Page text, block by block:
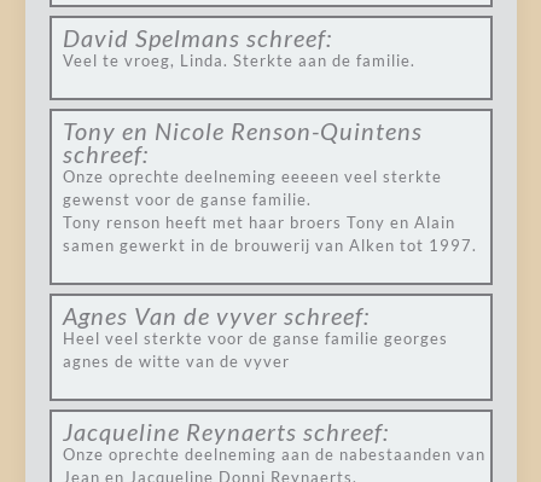
David Spelmans schreef:
Veel te vroeg, Linda. Sterkte aan de familie.
Tony en Nicole Renson-Quintens
schreef:
Onze oprechte deelneming eeeeen veel sterkte
gewenst voor de ganse familie.
Tony renson heeft met haar broers Tony en Alain
samen gewerkt in de brouwerij van Alken tot 1997.
Agnes Van de vyver schreef:
Heel veel sterkte voor de ganse familie georges
agnes de witte van de vyver
Jacqueline Reynaerts schreef:
Onze oprechte deelneming aan de nabestaanden van
Jean en Jacqueline Donni Reynaerts.